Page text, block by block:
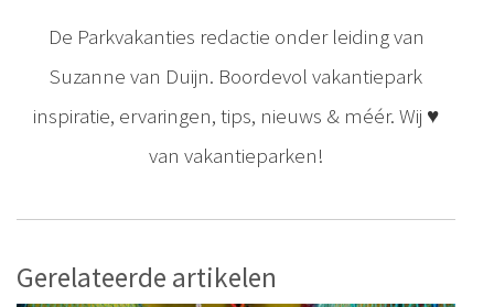
De Parkvakanties redactie onder leiding van
Suzanne van Duijn. Boordevol vakantiepark
inspiratie, ervaringen, tips, nieuws & méér. Wij ♥
van vakantieparken!
Gerelateerde artikelen